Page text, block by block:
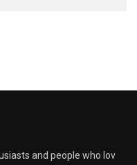
and people who lov